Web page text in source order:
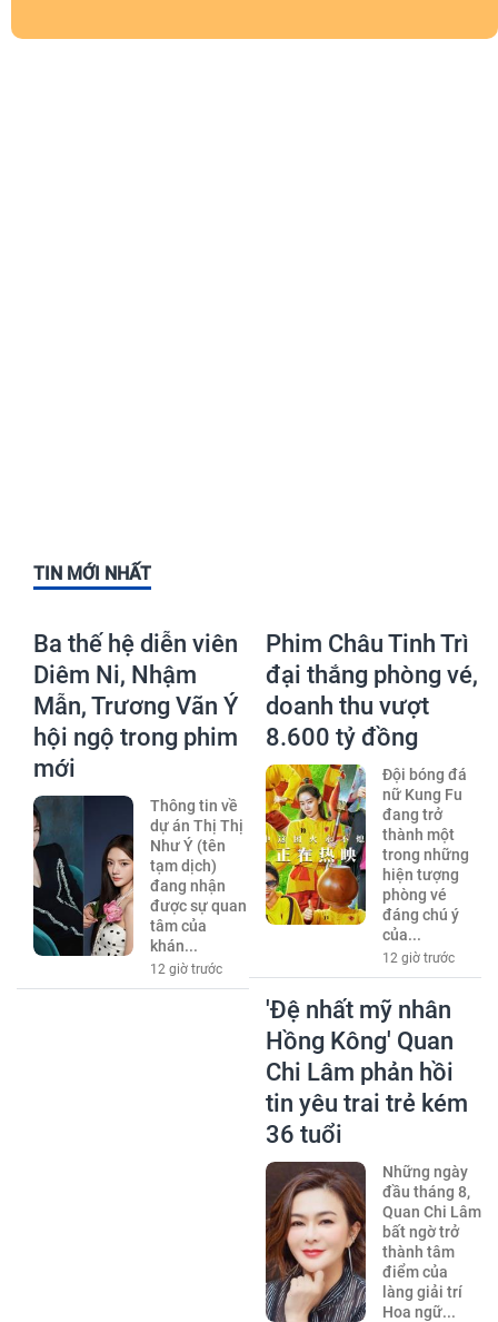
TIN MỚI NHẤT
Ba thế hệ diễn viên
Diêm Ni, Nhậm
Mẫn, Trương Vãn Ý
hội ngộ trong phim
mới
Thông tin về
dự án Thị Thị
Như Ý (tên
tạm dịch)
đang nhận
được sự quan
tâm của
khán...
12 giờ trước
Phim Châu Tinh Trì
đại thắng phòng vé,
doanh thu vượt
8.600 tỷ đồng
Đội bóng đá
nữ Kung Fu
đang trở
thành một
trong những
hiện tượng
phòng vé
đáng chú ý
của...
12 giờ trước
'Đệ nhất mỹ nhân
Hồng Kông' Quan
Chi Lâm phản hồi
tin yêu trai trẻ kém
36 tuổi
Những ngày
đầu tháng 8,
Quan Chi Lâm
bất ngờ trở
thành tâm
điểm của
làng giải trí
Hoa ngữ...